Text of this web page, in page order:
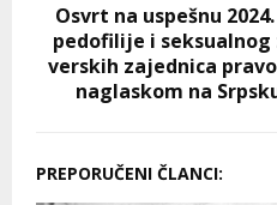
Osvrt na uspešnu
pedofilije i
verskih zajednica
naglaskom na
PREPORUČENI ČLANCI: